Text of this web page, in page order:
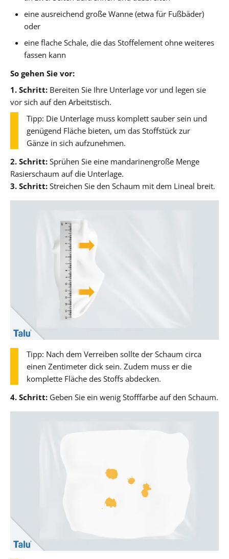
eine ausreichend große Wanne (etwa für Fußbäder)
oder
eine flache Schale, die das Stoffelement ohne weiteres
fassen kann
So gehen Sie vor:
1. Schritt: Bereiten Sie Ihre Unterlage vor und legen sie
vor sich auf den Arbeitstisch.
Tipp: Die Unterlage muss komplett sauber sein und
genügend Fläche bieten, um das Stoffstück zur
Gänze in sich aufzunehmen.
2. Schritt: Sprühen Sie eine mandarinengroße Menge
Rasierschaum auf die Unterlage.
3. Schritt: Streichen Sie den Schaum mit dem Lineal breit.
Tipp: Nach dem Verreiben sollte der Schaum circa
einen Zentimeter dick sein. Zudem muss er die
komplette Fläche des Stoffs abdecken.
4. Schritt: Geben Sie ein wenig Stofffarbe auf den Schaum.